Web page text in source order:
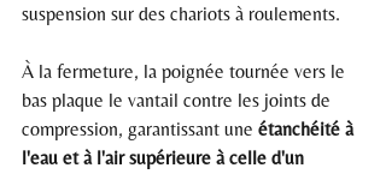
suspension sur des chariots à roulements.
À la fermeture, la poignée tournée vers le
bas plaque le vantail contre les joints de
compression, garantissant une étanchéité à
l'eau et à l'air supérieure à celle d'un